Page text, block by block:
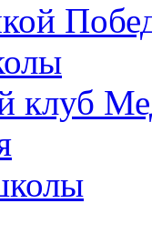
клуб